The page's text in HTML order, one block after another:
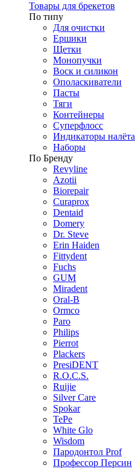
Товары для брекетов
По типу
Для очистки
Ершики
Щетки
Монопучки
Воск и силикон
Ополаскиватели
Пасты
Тяги
Контейнеры
Суперфлосс
Индикаторы налёта
Наборы
По Бренду
Revyline
Azotii
Biorepair
Curaprox
Dentaid
Domery
Dr. Steve
Erin Haiden
Fittydent
Fuchs
GUM
Miradent
Oral-B
Ormco
Paro
Philips
Pierrot
Plackers
PresiDENT
R.O.C.S.
Ruijie
Silver Care
Spokar
TePe
White Glo
Wisdom
Пародонтол Prof
Профессор Персин